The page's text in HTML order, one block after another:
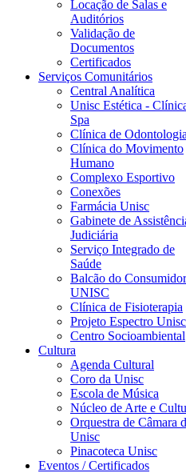
Locação de Salas e
Auditórios
Validação de
Documentos
Certificados
Serviços Comunitários
Central Analítica
Unisc Estética -
Spa
Clínica de Odontologia
Clínica do Movimento
Humano
Complexo Esportivo
Conexões
Farmácia Unisc
Gabinete de
Judiciária
Serviço Integrado de
Saúde
Balcão do Consumidor
UNISC
Clínica de Fisioterapia
Projeto Espectro Unisc
Centro Socioambiental
Cultura
Agenda Cultural
Coro da Unisc
Escola de Música
Núcleo de Arte e
Orquestra de Câmara
Unisc
Pinacoteca Unisc
Eventos / Certificados